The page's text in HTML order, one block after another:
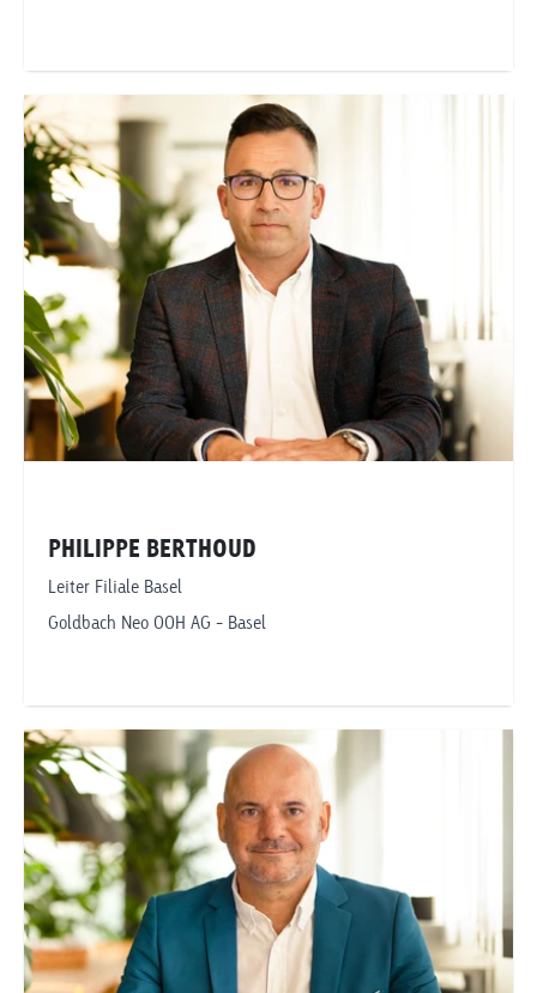
bjoern.siegenthaler@goldbachneo.com
Goldbach Neo OOH AG
Bern
PHILIPPE BERTHOUD
Leiter Filiale Basel
Goldbach Neo OOH AG - Basel
philippe.berthoud@goldbachneo.com
Goldbach Neo OOH AG
Basel